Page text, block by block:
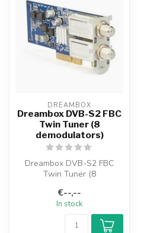
DREAMBOX
Dreambox DVB-S2 FBC
Twin Tuner (8
demodulators)
Dreambox DVB-S2 FBC
Twin Tuner (8
brand new DVB-S2 FBC
Tw...
€--,--
In stock